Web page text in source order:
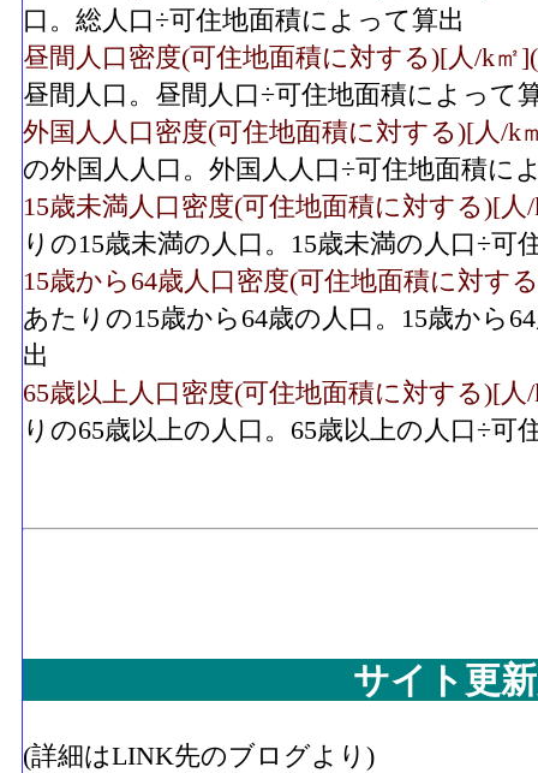
口。総人口÷可住地面積によって算出
昼間人口密度(可住地面積に対する)[人/k㎡
昼間人口。昼間人口÷可住地面積によって
外国人人口密度(可住地面積に対する)[人/k
の外国人人口。外国人人口÷可住地面積に
15歳未満人口密度(可住地面積に対する)[人
りの15歳未満の人口。15歳未満の人口÷可
15歳から64歳人口密度(可住地面積に対す
あたりの15歳から64歳の人口。15歳から
出
65歳以上人口密度(可住地面積に対する)[人/
りの65歳以上の人口。65歳以上の人口÷可
サイト更
(詳細はLINK先のブログより)